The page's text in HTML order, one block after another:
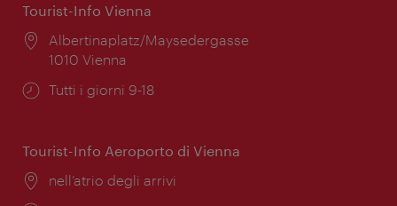
Tourist-Info Vienna
Posizione:
Albertinaplatz/Maysedergasse
1010 Vienna
Orari
Tutti i giorni 9-18
Tourist-Info Aeroporto di Vienna
Posizione:
nell’atrio degli arrivi